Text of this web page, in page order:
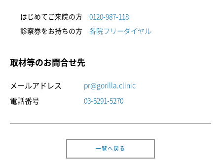
診療時間：11時-20時
はじめてご来院の方
0120-987-118
診察券をお持ちの方
各院フリーダイヤル
取材等のお問合せ先
メールアドレス pr@gorilla.clinic
電話番号 03-5291-5270
一覧へ戻る